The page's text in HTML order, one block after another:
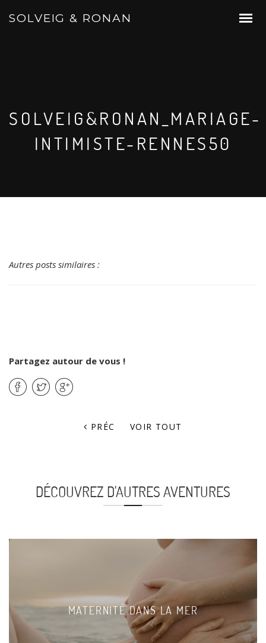
SOLVEIG & RONAN
SOLVEIG&RONAN_MARIAGE-
INTIMISTE-RENNES50
Autres posts similaires :
Partagez autour de vous !
PRÉC VOIR TOUT
DÉCOUVREZ D'AUTRES AVENTURES
MATERNITÉ DANS LA MER